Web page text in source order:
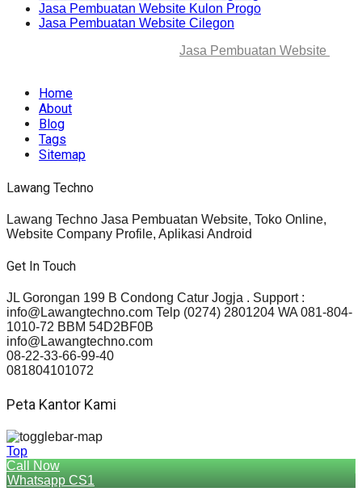
Jasa Pembuatan Website Kulon Progo
Jasa Pembuatan Website Cilegon
Jasa Pembuatan Website
Home
About
Blog
Tags
Sitemap
Lawang Techno
Lawang Techno Jasa Pembuatan Website, Toko Online,
Website Company Profile, Aplikasi Android
Get In Touch
JL Gorongan 199 B Condong Catur Jogja . Support :
info@Lawangtechno.com Telp (0274) 2801204 WA 081-804-
1010-72 BBM 54D2BF0B
info@Lawangtechno.com
08-22-33-66-99-40
081804101072
Peta Kantor Kami
Top
Call Now
Whatsapp CS1